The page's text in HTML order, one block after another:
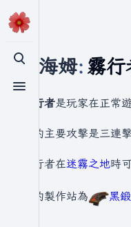
切換搜尋
切換選單
瓦爾海姆: 霧行
霧行者是玩家在正常
它的主要攻擊是三連
霧行者在迷霧之地時
它的製作站為 黑